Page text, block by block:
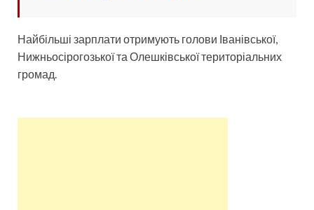
Найбільші зарплати отримують голови Іванівської,
Нижньосірогозької та Олешківської територіальних
громад.